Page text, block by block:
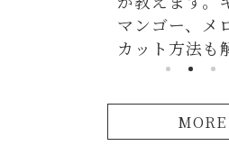
をかけて加熱
解！
MORE